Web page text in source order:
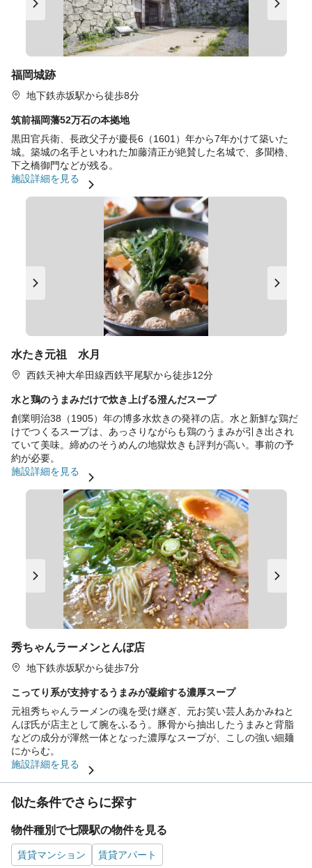
福岡城跡
地下鉄赤坂駅から徒歩8分
筑前福岡藩52万石の本拠地
黒田官兵衛、長政父子が慶長6（1601）年から7年かけて築いた
城。築城の名手といわれた加藤清正が絶賛した名城で、多聞櫓、
下之橋御門などが残る。
施設詳細を見る
水たき元祖 水月
西鉄天神大牟田線西鉄平尾駅から徒歩12分
水と鶏のうまみだけで炊き上げる澄んだスープ
創業明治38（1905）年の博多水炊きの発祥の店。水と新鮮な鶏だ
けでつくるスープは、あっさりながらも鶏のうまみが引き出され
ていて美味。締めのそうめんの地獄炊きも評判が高い。事前の予
約が必要。
施設詳細を見る
秀ちゃんラーメンとんぼ店
地下鉄赤坂駅から徒歩7分
こってり系が支持するうまみが凝縮する濃厚スープ
元祖秀ちゃんラーメンの魂を受け継ぎ、元お笑い芸人あかみねと
んぼ氏が店主として腕をふるう。豚骨から抽出したうまみと背脂
などの成分が渾然一体となった濃厚なスープが、こしの強い細麺
にからむ。
施設詳細を見る
似た条件でさらに探す
物件種別で七隈駅の物件を見る
賃貸マンション 賃貸アパート